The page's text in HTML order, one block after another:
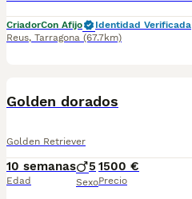
CriadorCon Afijo
Identidad Verificada
Reus, Tarragona (67.7km)
Golden dorados
Golden Retriever
10 semanas
Edad
5
Sexo
1500 €
Precio